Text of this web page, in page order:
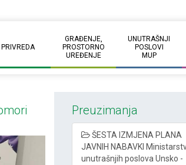
PRIVREDA
GRAĐENJE,
PROSTORNO
UREĐENJE
UNUTRAŠNJI
POSLOVI
MUP
Preuzimanja
ŠESTA IZMJENA PLANA
JAVNIH NABAVKI
unutrašnjih poslova Unsko -